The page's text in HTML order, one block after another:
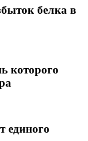
белка в
которого
единого